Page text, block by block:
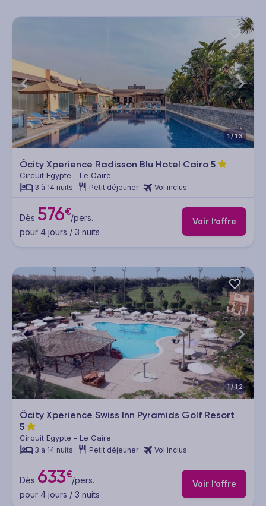
1/13
Ôcity Xperience Radisson Blu Hotel Cairo 5
Circuit Egypte - Le Caire
3 à 14 nuits Petit déjeuner Vol inclus
Dès 576€/pers.
pour 4 jours / 3 nuits
Voir l’offre
1/12
Ôcity Xperience Swiss Inn Pyramids Golf Resort
5
Circuit Egypte - Le Caire
3 à 14 nuits Petit déjeuner Vol inclus
Dès 633€/pers.
pour 4 jours / 3 nuits
Voir l’offre